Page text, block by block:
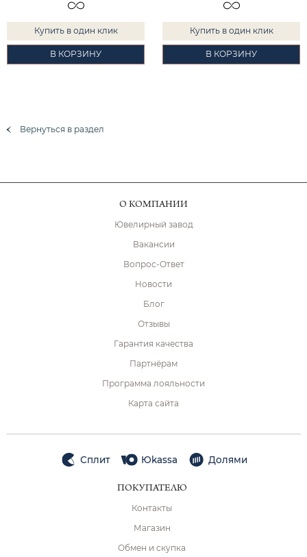
Купить в один клик
В КОРЗИНУ
Купить в один клик
В КОРЗИНУ
Вернуться в раздел
О КОМПАНИИ
Ювелирный завод
Вакансии
Вопрос-Ответ
Новости
Блог
Отзывы
Гарантия качества
Партнёрам
Программа лояльности
Карта сайта
Сплит Юkassa Долями
ПОКУПАТЕЛЮ
Контакты
Магазин
Обмен и скупка